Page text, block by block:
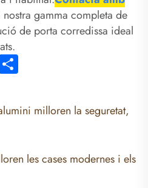
gamma completa de
de porta corredissa ideal
milloren la seguretat,
les cases modernes i els